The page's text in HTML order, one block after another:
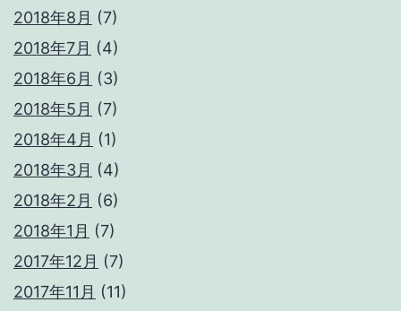
2018年8月 (7)
2018年7月 (4)
2018年6月 (3)
2018年5月 (7)
2018年4月 (1)
2018年3月 (4)
2018年2月 (6)
2018年1月 (7)
2017年12月 (7)
2017年11月 (11)